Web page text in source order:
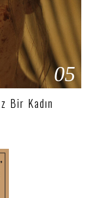
05
Bir Kadın